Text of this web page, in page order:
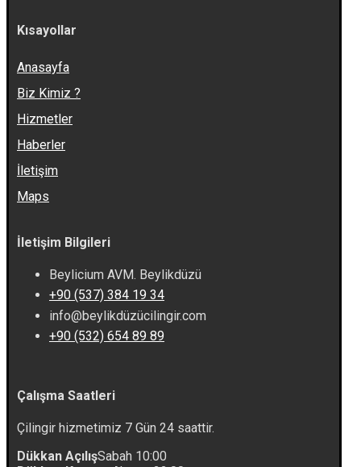
Kısayollar
Anasayfa
Biz Kimiz ?
Hizmetler
Haberler
İletişim
Maps
İletişim Bilgileri
Beylicium AVM. Beylikdüzü
+90 (537) 384 19 34
info@beylikdüzücilingir.com
+90 (532) 654 89 89
Çalışma Saatleri
Çilingir hizmetimiz 7 Gün 24 saattir.
Dükkan AçılışSabah 10:00